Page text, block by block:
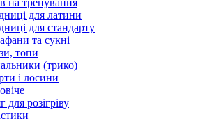
для латини
для стандарту
та сукні
топи
(трико)
і лосини
для розігріву